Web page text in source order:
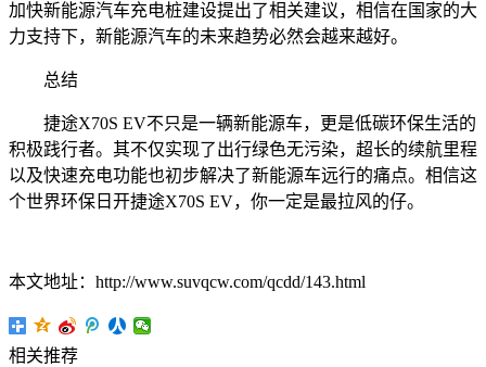
加快新能源汽车充电桩建设提出了相关建议，相信在国家的大
力支持下，新能源汽车的未来趋势必然会越来越好。
总结
捷途X70S EV不只是一辆新能源车，更是低碳环保生活的
积极践行者。其不仅实现了出行绿色无污染，超长的续航里程
以及快速充电功能也初步解决了新能源车远行的痛点。相信这
个世界环保日开捷途X70S EV，你一定是最拉风的仔。
本文地址：http://www.suvqcw.com/qcdd/143.html
相关推荐